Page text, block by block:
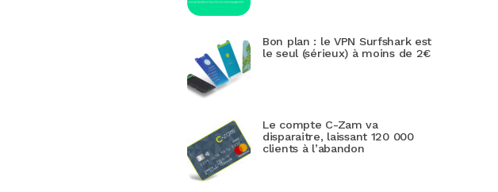
Bon plan : le VPN Surfshark est
le seul (sérieux) à moins de 2€
Le compte C-Zam va
disparaitre, laissant 120 000
clients à l’abandon